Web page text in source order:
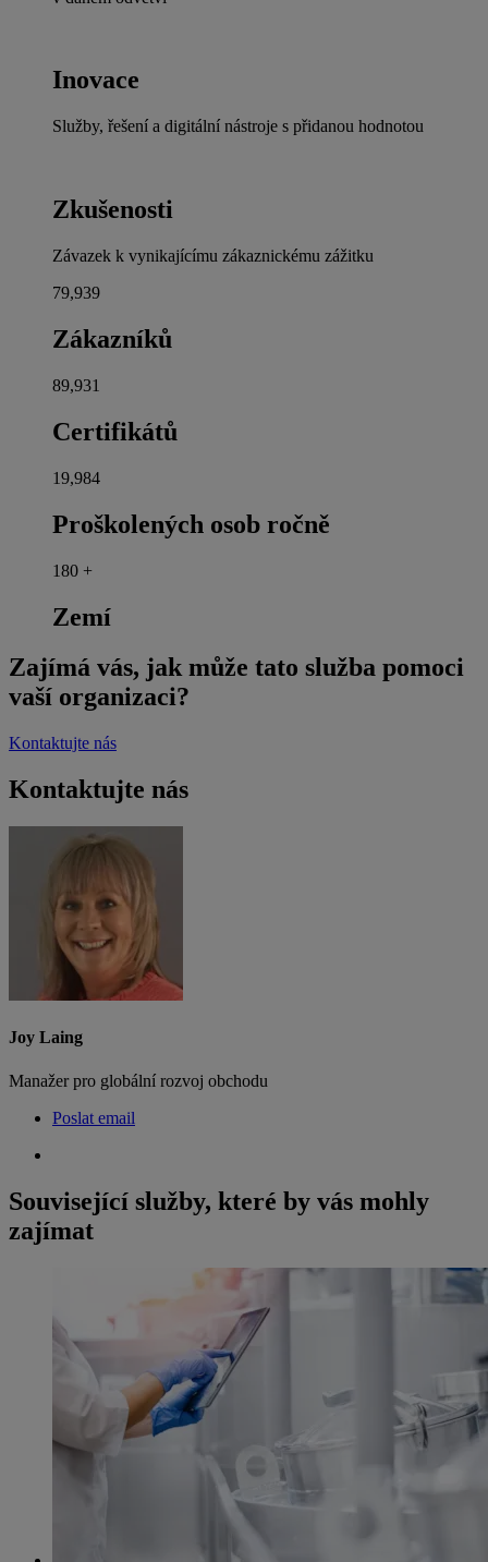
Inovace
Služby, řešení a digitální nástroje s přidanou hodnotou
Zkušenosti
Závazek k vynikajícímu zákaznickému zážitku
80,000
Zákazníků
90,000
Certifikátů
20,000
Proškolených osob ročně
180 +
Zemí
Zajímá vás, jak může tato služba pomoci
vaší organizaci?
Kontaktujte nás
Kontaktujte nás
Joy Laing
Manažer pro globální rozvoj obchodu
Poslat email
Související služby, které by vás mohly
zajímat